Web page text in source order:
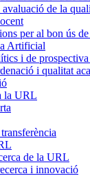
avaluació de la
per al bon ús
Artificial
i de
i qualitat
la URL
de la URL
i innovació